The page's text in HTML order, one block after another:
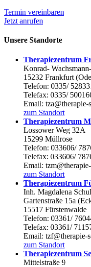
Termin vereinbaren
Jetzt anrufen
Unsere Standorte
Therapiezentrum
Konrad-
15232 Frankfurt
Telefon: 0335/
Telefax: 0335/
Email: tza@therapie-
zum Standort
Therapiezentrum
Lossower Weg 32A
15299 Müllrose
Telefon: 033606/
Telefax: 033606/
Email:
zum Standort
Therapiezentrum
Inh. Magdalena
Gartenstraße 15a
15517 Fürstenwalde
Telefon: 03361/
Telefax: 03361/
Email: tzf@therapie-
zum Standort
Therapiezentrum
Mittelstraße 9